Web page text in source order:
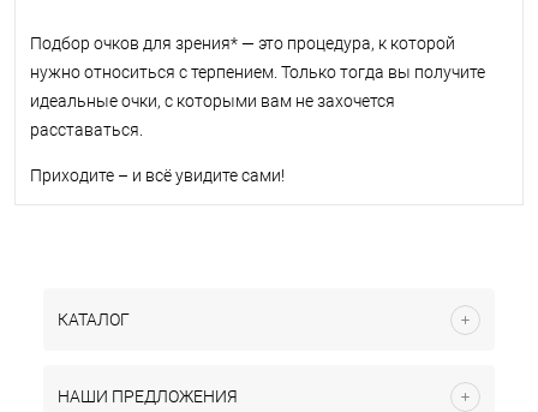
Подбор очков для зрения* — это процедура, к которой
нужно относиться с терпением. Только тогда вы получите
идеальные очки, с которыми вам не захочется
расставаться.
Приходите – и всё увидите сами!
КАТАЛОГ
НАШИ ПРЕДЛОЖЕНИЯ